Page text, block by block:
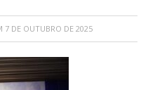
7 DE OUTUBRO DE 2025